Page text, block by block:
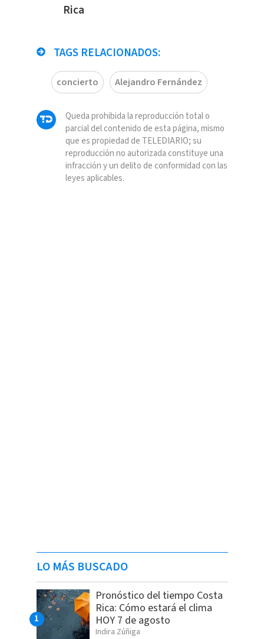
Rica
TAGS RELACIONADOS:
concierto Alejandro Fernández
Queda prohibida la reproducción total o
parcial del contenido de esta página, mismo
que es propiedad de TELEDIARIO; su
reproducción no autorizada constituye una
infracción y un delito de conformidad con las
leyes aplicables.
LO MÁS BUSCADO
Pronóstico del tiempo Costa
Rica: Cómo estará el clima
HOY 7 de agosto
Indira Zúñiga